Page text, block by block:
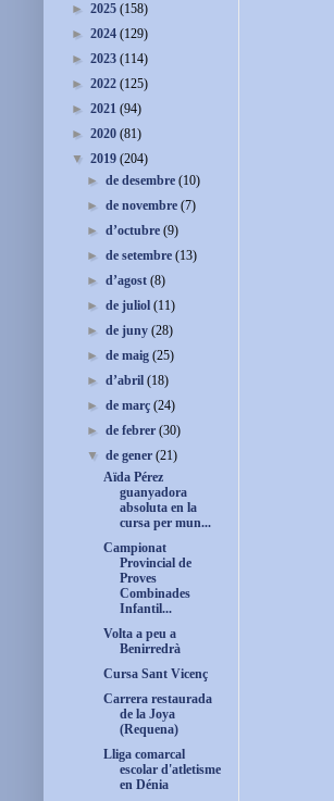
► 2025 (158)
► 2024 (129)
► 2023 (114)
► 2022 (125)
► 2021 (94)
► 2020 (81)
▼ 2019 (204)
►de desembre(10)
►de novembre(7)
►d’octubre(9)
►de setembre(13)
►d’agost(8)
►de juliol(11)
►de juny(28)
►de maig(25)
►d’abril(18)
►de març(24)
►de febrer(30)
▼de gener(21)
Aïda Pérez
guanyadora
absoluta en la
cursa per mun...
Campionat
Provincial de
Proves
Combinades
Infantil...
Volta a peu a
Benirredrà
Cursa Sant Vicenç
Carrera restaurada
de la Joya
(Requena)
Lliga comarcal
escolar d'atletisme
en Dénia